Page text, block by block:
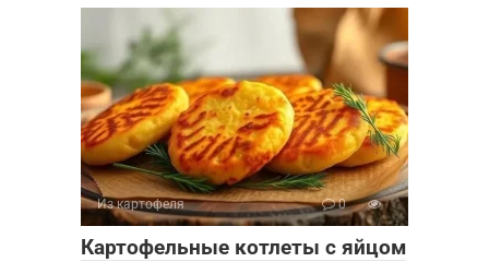
Из картофеля 0
Картофельные котлеты с яйцом